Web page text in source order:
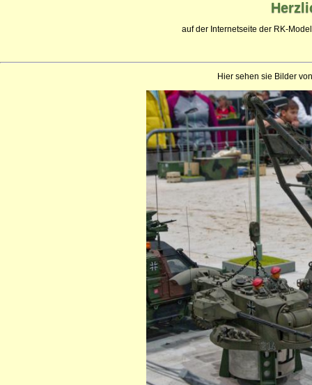
auf der Internetseite der RK-
Hier sehen sie Bilder